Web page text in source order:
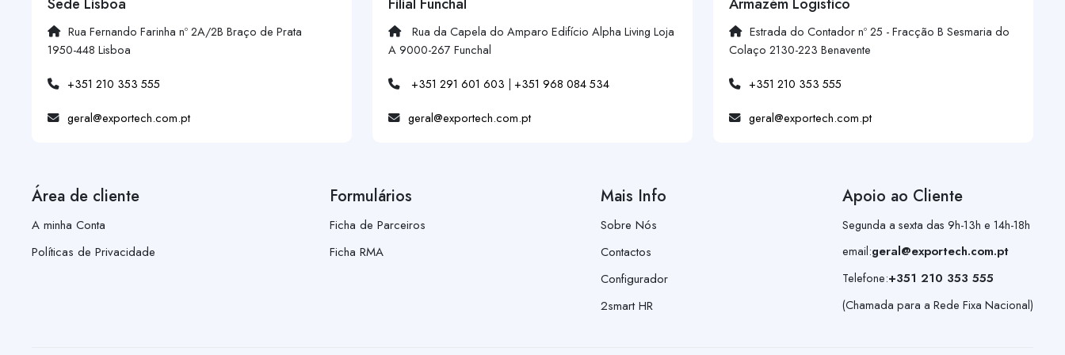
Rua Fernando Farinha nº 2A/2B Braço de Prata
1950-448 Lisboa
+351 210 353 555
geral@exportech.com.pt
Rua da Capela do Amparo Edifício Alpha Living Loja
A 9000-267 Funchal
+351 291 601 603 | +351 968 084 534
geral@exportech.com.pt
Estrada do Contador nº 25 - Fracção B Sesmaria do
Colaço 2130-223 Benavente
+351 210 353 555
geral@exportech.com.pt
Área de cliente
A minha Conta
Políticas de Privacidade
Formulários
Ficha de Parceiros
Ficha RMA
Mais Info
Sobre Nós
Contactos
Configurador
2smart HR
Apoio ao Cliente
Segunda a sexta das 9h-13h e 14h-18h
email:geral@exportech.com.pt
Telefone:+351 210 353 555
(Chamada para a Rede Fixa Nacional)